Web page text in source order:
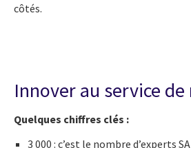
côtés.
Innover au service
Quelques chiffres clés :
3 000 : c’est le nombre d’experts